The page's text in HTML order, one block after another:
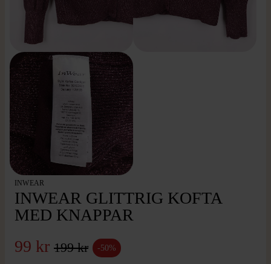
INWEAR
INWEAR GLITTRIG KOFTA
MED KNAPPAR
99 kr 199 kr -50%